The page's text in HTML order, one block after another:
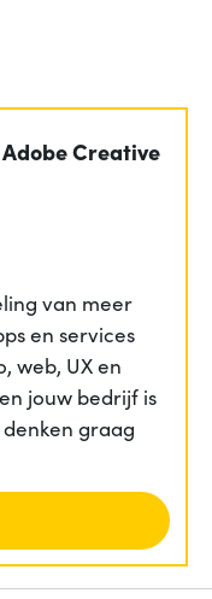
Adobe Creative
van meer
en services
web, UX en
jouw bedrijf is
graag